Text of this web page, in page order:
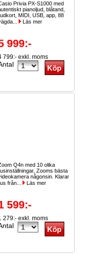
Privia PX-S1000 med
pianoljud, blåtand,
MIDI, USB, app, 88
Läs mer
999:-
799:- exkl. moms
Q4n med 10 olika
Zooms bästa
någonsin. Klarar
från...
Läs mer
599:-
279:- exkl. moms